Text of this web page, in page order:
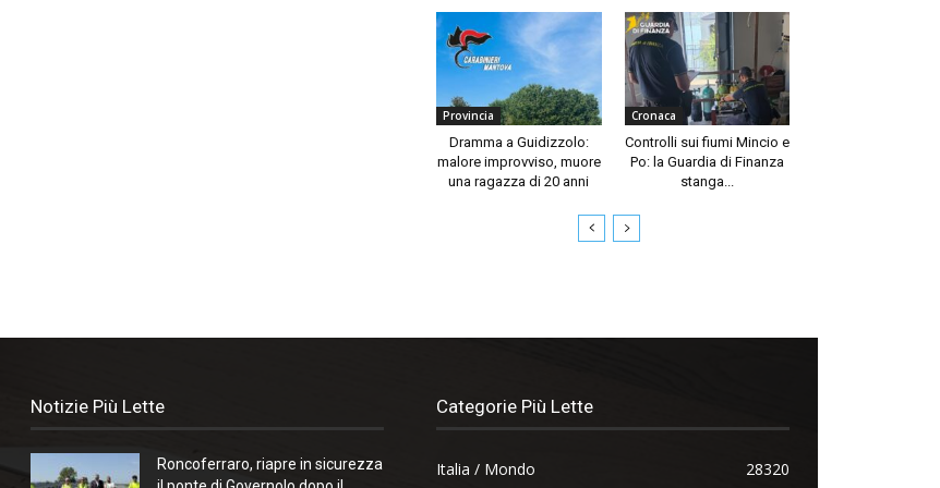
Provincia
Dramma a Guidizzolo:
malore improvviso, muore
una ragazza di 20 anni
Cronaca
Controlli sui fiumi Mincio e
Po: la Guardia di Finanza
stanga...
Notizie Più Lette
Roncoferraro, riapre in sicurezza
Categorie Più Lette
Italia / Mondo 28320